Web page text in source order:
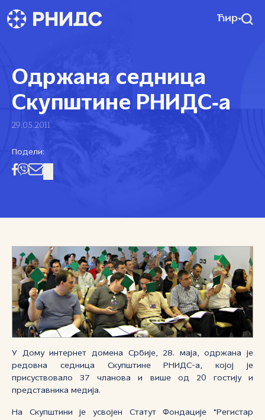
Ћир
Одржана седница
Скупштине РНИДС‑а
29.05.2011
Подели:
У Дому интернет домена Србије, 28. маја, одржана је
редовна седница Скупштине РНИДС-а, којој је
присуствовало 37 чланова и више од 20 гостију и
представника медија.
На Скупштини је усвојен Статут Фондације "Регистар